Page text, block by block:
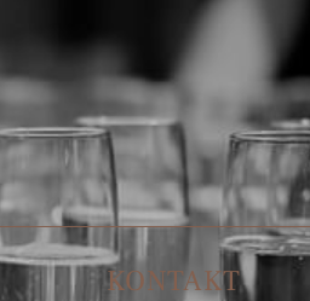
KONTAKT